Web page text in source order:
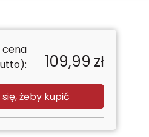
cena
109,99 zł
się, żeby kupić